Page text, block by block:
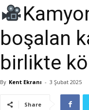
boşalan
birlikte
By Kent Ekranı - 3 Şubat 2025
Share